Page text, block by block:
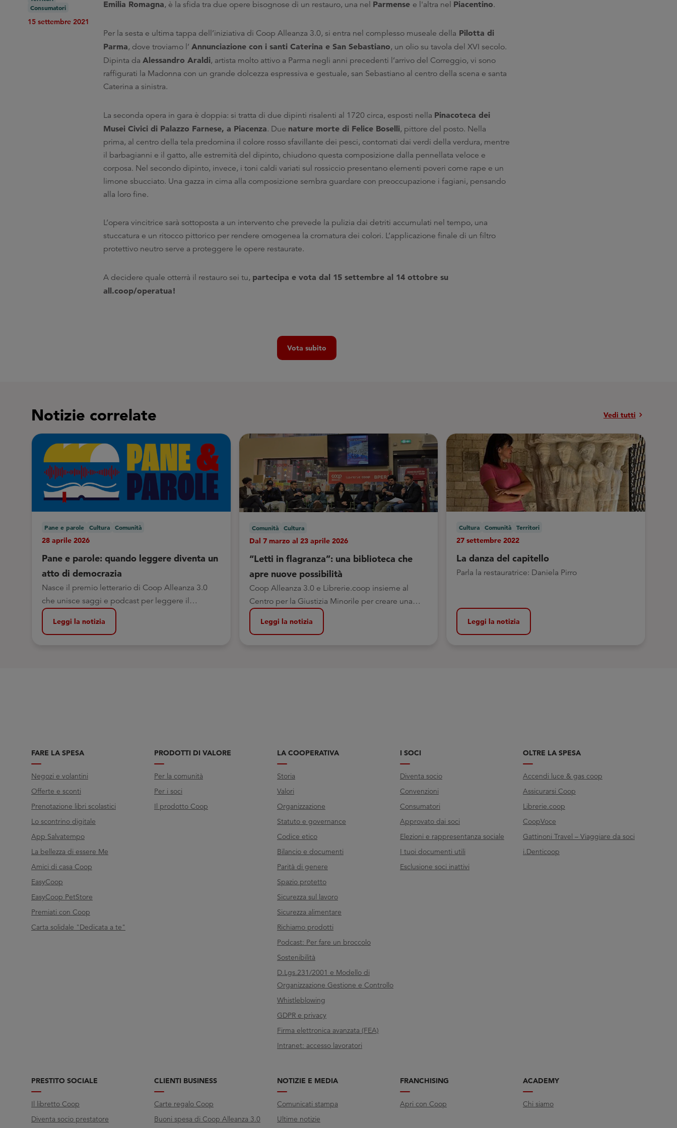
Consumatori
15 settembre 2021
Emilia Romagna, è la sfida tra due opere bisognose di un restauro, una nel Parmense e l'altra nel Piacentino.
Per la sesta e ultima tappa dell’iniziativa di Coop Alleanza 3.0, si entra nel complesso museale della Pilotta di
Parma, dove troviamo l’ Annunciazione con i santi Caterina e San Sebastiano, un olio su tavola del XVI secolo.
Dipinta da Alessandro Araldi, artista molto attivo a Parma negli anni precedenti l’arrivo del Correggio, vi sono
raffigurati la Madonna con un grande dolcezza espressiva e gestuale, san Sebastiano al centro della scena e santa
Caterina a sinistra.
La seconda opera in gara è doppia: si tratta di due dipinti risalenti al 1720 circa, esposti nella Pinacoteca dei
Musei Civici di Palazzo Farnese, a Piacenza. Due nature morte di Felice Boselli, pittore del posto. Nella
prima, al centro della tela predomina il colore rosso sfavillante dei pesci, contornati dai verdi della verdura, mentre
il barbagianni e il gatto, alle estremità del dipinto, chiudono questa composizione dalla pennellata veloce e
corposa. Nel secondo dipinto, invece, i toni caldi variati sul rossiccio presentano elementi poveri come rape e un
limone sbucciato. Una gazza in cima alla composizione sembra guardare con preoccupazione i fagiani, pensando
alla loro fine.
L’opera vincitrice sarà sottoposta a un intervento che prevede la pulizia dai detriti accumulati nel tempo, una
stuccatura e un ritocco pittorico per rendere omogenea la cromatura dei colori. L’applicazione finale di un filtro
protettivo neutro serve a proteggere le opere restaurate.
A decidere quale otterrà il restauro sei tu, partecipa e vota dal 15 settembre al 14 ottobre su
all.coop/operatua!
Vota subito
Notizie correlate Vedi tutti chevron_right
Pane e parole Cultura Comunità
28 aprile 2026
Pane e parole: quando leggere diventa un
atto di democrazia
Nasce il premio letterario di Coop Alleanza 3.0
che unisce saggi e podcast per leggere il
presente e nutrire il pensiero critico
Leggi la notizia
Comunità Cultura
Dal 7 marzo al 23 aprile 2026
“Letti in flagranza”: una biblioteca che
apre nuove possibilità
Coop Alleanza 3.0 e Librerie.coop insieme al
Centro per la Giustizia Minorile per creare una
biblioteca all’Istituto Penale per i Minorenni di
Bologna
Leggi la notizia
Cultura Comunità Territori
27 settembre 2022
La danza del capitello
Parla la restauratrice: Daniela Pirro
Leggi la notizia
FARE LA SPESA
Negozi e volantini
Offerte e sconti
Prenotazione libri scolastici
Lo scontrino digitale
App Salvatempo
La bellezza di essere Me
Amici di casa Coop
EasyCoop
EasyCoop PetStore
Premiati con Coop
Carta solidale "Dedicata a te"
PRODOTTI DI VALORE
Per la comunità
Per i soci
Il prodotto Coop
LA COOPERATIVA
Storia
Valori
Organizzazione
Statuto e governance
Codice etico
Bilancio e documenti
Parità di genere
Spazio protetto
Sicurezza sul lavoro
Sicurezza alimentare
Richiamo prodotti
Podcast: Per fare un broccolo
Sostenibilità
D.Lgs.231/2001 e Modello di
Organizzazione Gestione e Controllo
Whistleblowing
GDPR e privacy
Firma elettronica avanzata (FEA)
Intranet: accesso lavoratori
I SOCI
Diventa socio
Convenzioni
Consumatori
Approvato dai soci
Elezioni e rappresentanza sociale
I tuoi documenti utili
Esclusione soci inattivi
OLTRE LA SPESA
Accendi luce & gas coop
Assicurarsi Coop
Librerie.coop
CoopVoce
Gattinoni Travel – Viaggiare da soci
i.Denticoop
PRESTITO SOCIALE
Il libretto Coop
Diventa socio prestatore
CLIENTI BUSINESS
Carte regalo Coop
Buoni spesa di Coop Alleanza 3.0
NOTIZIE E MEDIA
Comunicati stampa
Ultime notizie
FRANCHISING
Apri con Coop
ACADEMY
Chi siamo